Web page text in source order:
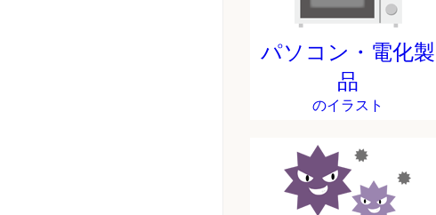
パソコン・電化製
品
のイラスト